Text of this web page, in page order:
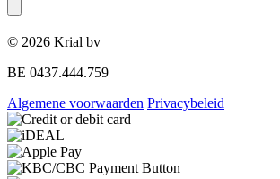
© 2026 Krial bv
BE 0437.444.759
Algemene voorwaarden Privacybeleid